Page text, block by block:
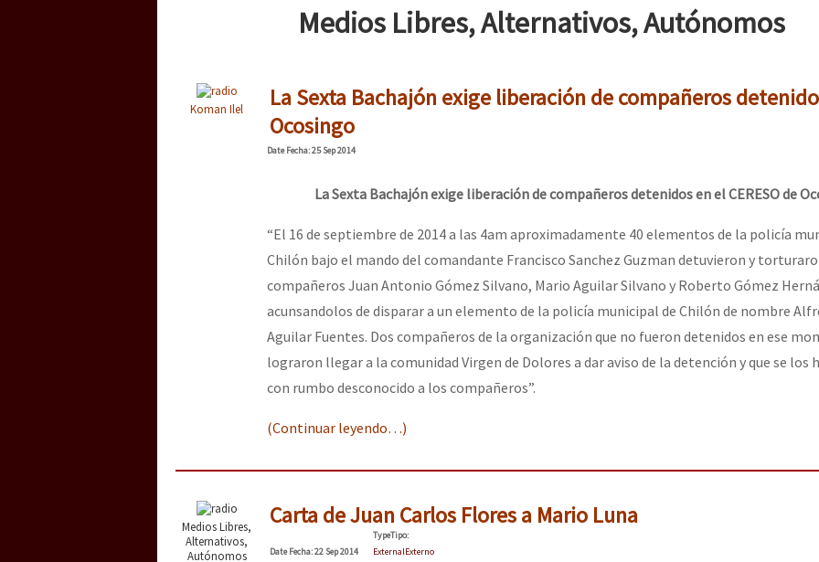
Dia 3 do Encontro “Guerra contra a Humanidade”
Dia 2 do Encontro “Guerra contra a Humanidad”
Dia 1: Encontro “Guerra contra a Humanidade”
[CDMX – 20 julio] Jornadas globales por la libertad de Jesús Plácido Galindo y el alto a la
Se o México sabe, que o mundo saiba! Nossas lutas pela memória, a justiça e a dignidade
Medios Libres, Alternativos, Autónomos
Koman Ilel
La Sexta Bachajón exige liberación de compañeros
Ocosingo
DateFecha: 25 Sep 2014
La Sexta Bachajón exige liberación de compañeros detenidos en el CERESO de
“El 16 de septiembre de 2014 a las 4am aproximadamente 40 elementos de la policía
Chilón bajo el mando del comandante Francisco Sanchez Guzman detuvieron y
compañeros Juan Antonio Gómez Silvano, Mario Aguilar Silvano y Roberto Gómez
acunsandolos de disparar a un elemento de la policía municipal de Chilón de nombre
Aguilar Fuentes. Dos compañeros de la organización que no fueron detenidos en ese
lograron llegar a la comunidad Virgen de Dolores a dar aviso de la detención y que se los
con rumbo desconocido a los compañeros”.
(Continuar leyendo…)
Medios Libres,
Alternativos,
Autónomos
Carta de Juan Carlos Flores a Mario Luna
DateFecha: 22 Sep 2014
TypeTipo:
ExternalExterno